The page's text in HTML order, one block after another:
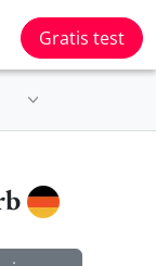
Gratis test